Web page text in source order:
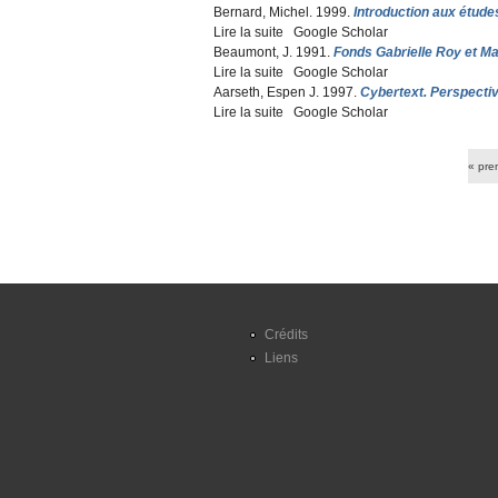
Bernard, Michel . 1999. Introduction aux
Lire la suite de Introduction aux études
Google Scholar
Beaumont, J. 1991. Fonds Gabrielle Roy et
Lire la suite de Fonds Gabrielle Roy et Marcel
Google Scholar
Aarseth, Espen J. 1997. Cybertext.
Lire la suite de Cybertext. Perspectives on
Google Scholar
«
Crédits
Liens